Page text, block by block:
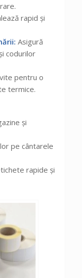
rapid și
Asigură
codurilor
pentru o
termice.
și
pe cântarele
rapide și